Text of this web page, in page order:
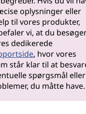
oplysninger eller
til vores produkter,
vi, at du
dedikerede
, hvor vores
står klar til at
spørgsmål eller
du måtte have.